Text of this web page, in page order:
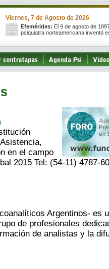
Viernes, 7 de Agosto de 2026
Efemérides: El 9 de agosto de
psiquiatra norteamericana inventó
en el campo
2015 Tel: (54-11) 4787-
Argentinos- es
de profesionales
de analistas y la